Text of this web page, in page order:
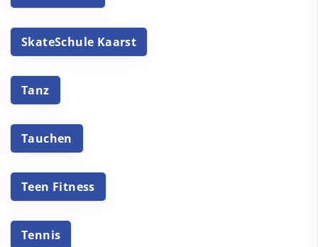
SkateSchule Kaarst
Tanz
Tauchen
Teen Fitness
Tennis